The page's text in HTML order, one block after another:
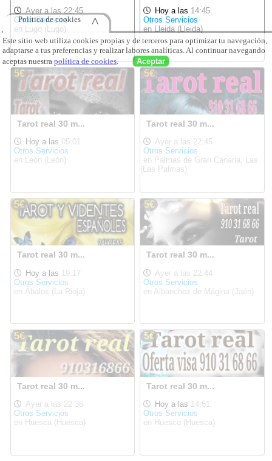
Ayer a las 22:45
Otros Servicios
en Lugo (Lugo)
Hoy a las 14:45
Otros Servicios
en Lleida (Lleida)
5€
Tarot real 30 m...
Hoy a las 05:01
Otros Servicios
en León (León)
5€
Tarot real 30 m...
Ayer a las 22:45
Otros Servicios
en Palmas de Gran Canaria, Las
(Las Palmas)
5€
Tarot real 30 m...
Hoy a las
19:17
Otros Servicios
en Ábalos (La Rioja)
5€
Tarot real 30 m...
Ayer a las 22:44
Otros Servicios
en Albanchez de Mágina (Jaén)
5€
Tarot real 30 m...
Ayer a las 22:36
Otros Servicios
en Huesca (Huesca)
5€
Tarot real 30 m...
Hoy a las 14:51
Otros Servicios
en Huesca (Huesca)
Este sitio web utiliza cookies propias y de terceros para optimizar tu navegación,
adaptarse a tus preferencias y realizar labores analíticas. Al continuar navegando
aceptas nuestrapolítica de cookies. Aceptar
Política de cookies ^